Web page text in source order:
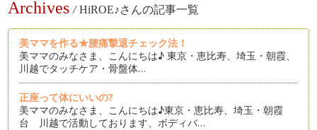
Archives / HiROE♪さんの記事一覧
美ママを作る★腰痛撃退チェック法！
美ママのみなさま、こんにちは♪ 東京・恵比寿、埼玉・朝霞、
川越でタッチケア・骨盤体…
正座って体にいいの?
美ママのみなさま、こんにちは♪東京・恵比寿、埼玉・朝霞
台 川越で活動しております、ボディバ…